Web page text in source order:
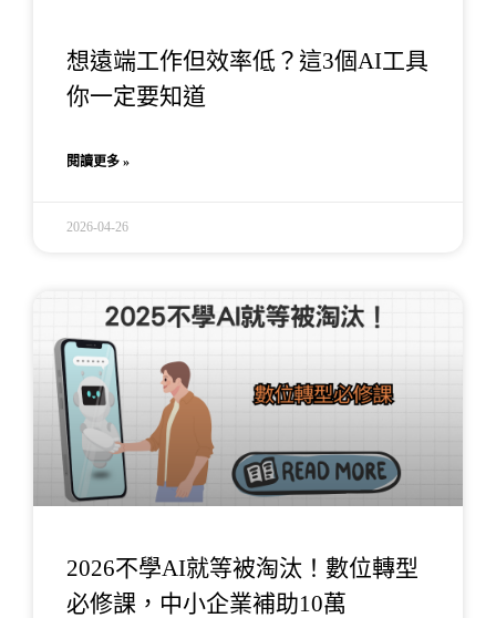
想遠端工作但效率低？這3個AI工具
你一定要知道
閱讀更多 »
2026-04-26
2026不學AI就等被淘汰！數位轉型
必修課，中小企業補助10萬